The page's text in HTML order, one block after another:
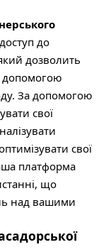
до
дозволить
допомогою
За допомогою
свої
свої
платформа
що
над вашими